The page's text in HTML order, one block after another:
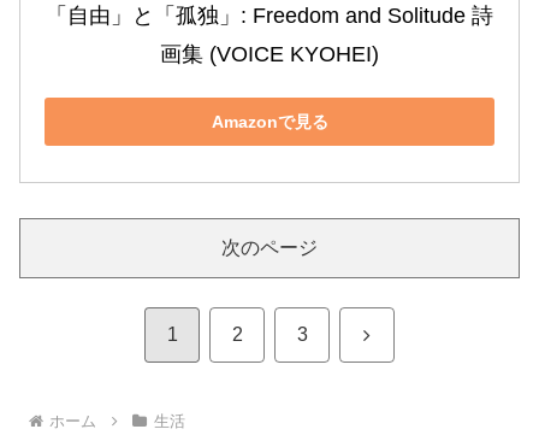
「自由」と「孤独」: Freedom and Solitude 詩
画集 (VOICE KYOHEI)
Amazonで見る
次のページ
1 2 3 次
ホーム 生活